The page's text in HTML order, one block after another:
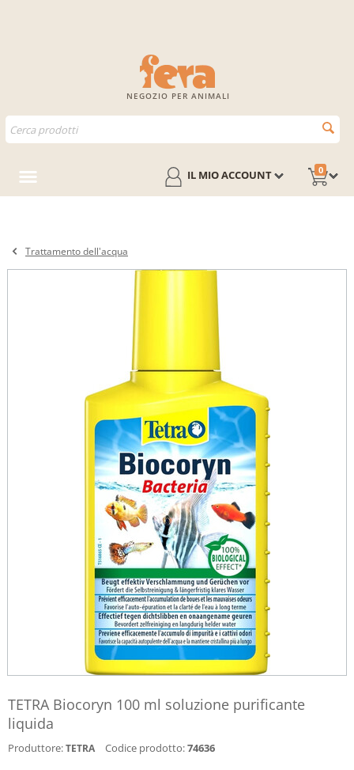
NEGOZIO PER ANIMALI
0
IL MIO ACCOUNT
Trattamento dell'acqua
TETRA Biocoryn 100 ml soluzione purificante
liquida
Produttore:TETRA Codice prodotto:74636